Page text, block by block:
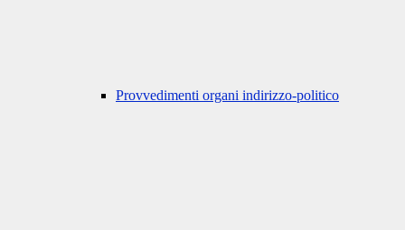
Provvedimenti organi indirizzo-politico